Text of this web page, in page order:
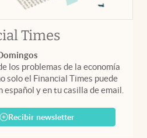
Timesabre en
los problemas de la economía
solo el Financial Times puede
español y en tu casilla de email.
Recibir newsletter